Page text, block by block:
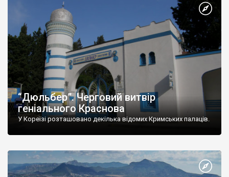
“Дюльбер”. Черговий витвір
геніального Краснова
У Кореїзі розташовано декілька відомих Кримських палаців.